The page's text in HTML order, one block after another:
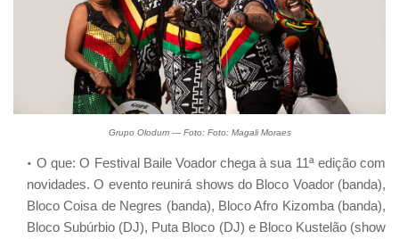
Grupo Olodum — Foto: Foto: Magali Moraes
O que: O Festival Baile Voador chega à sua 11ª edição com
novidades. O evento reunirá shows do Bloco Voador (banda),
Bloco Coisa de Negres (banda), Bloco Afro Kizomba (banda),
Bloco Subúrbio (DJ), Puta Bloco (DJ) e Bloco Kustelão (show